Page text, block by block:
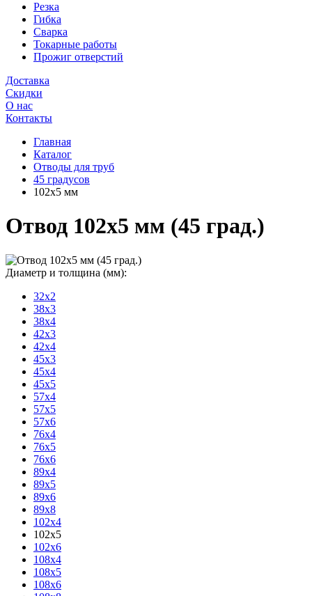
Резка
Гибка
Сварка
Токарные работы
Прожиг отверстий
Доставка
Скидки
О нас
Контакты
Главная
Каталог
Отводы для труб
45 градусов
102x5 мм
Отвод 102x5 мм (45 град.)
Диаметр и толщина (мм):
32x2
38x3
38x4
42x3
42x4
45x3
45x4
45x5
57x4
57x5
57x6
76x4
76x5
76x6
89x4
89x5
89x6
89x8
102x4
102x5
102x6
108x4
108x5
108x6